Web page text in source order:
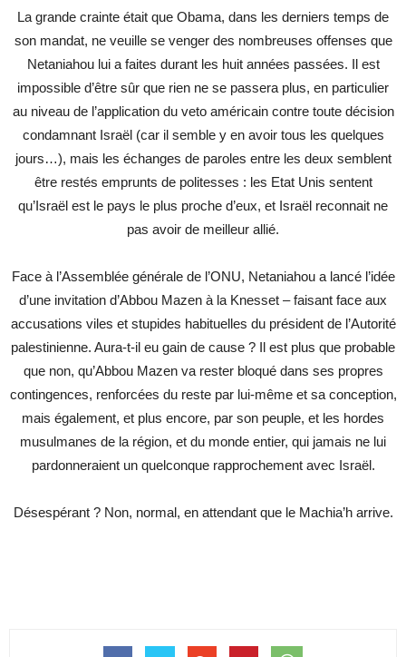
La grande crainte était que Obama, dans les derniers temps de
son mandat, ne veuille se venger des nombreuses offenses que
Netaniahou lui a faites durant les huit années passées. Il est
impossible d’être sûr que rien ne se passera plus, en particulier
au niveau de l’application du veto américain contre toute décision
condamnant Israël (car il semble y en avoir tous les quelques
jours…), mais les échanges de paroles entre les deux semblent
être restés emprunts de politesses : les Etat Unis sentent
qu’Israël est le pays le plus proche d’eux, et Israël reconnait ne
pas avoir de meilleur allié.
Face à l’Assemblée générale de l’ONU, Netaniahou a lancé l’idée
d’une invitation d’Abbou Mazen à la Knesset – faisant face aux
accusations viles et stupides habituelles du président de l’Autorité
palestinienne. Aura-t-il eu gain de cause ? Il est plus que probable
que non, qu’Abbou Mazen va rester bloqué dans ses propres
contingences, renforcées du reste par lui-même et sa conception,
mais également, et plus encore, par son peuple, et les hordes
musulmanes de la région, et du monde entier, qui jamais ne lui
pardonneraient un quelconque rapprochement avec Israël.
Désespérant ? Non, normal, en attendant que le Machia’h arrive.